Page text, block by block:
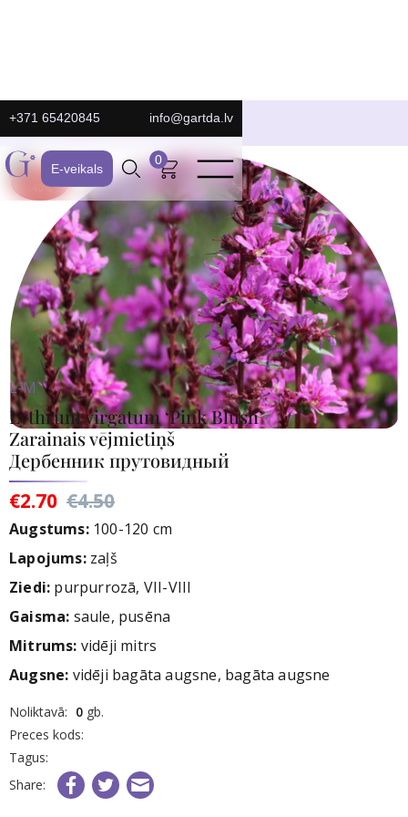
+371 65420845 info@gartda.lv
E-veikals
0
E-Veikals
ATLAIDE:
-40%
L-M
Lythrum virgatum ‘Pink Blush’
Zarainais vējmietiņš
Дербенник прутовидный
€2.70 €4.50
Augstums:100-120 cm
Lapojums:zaļš
Ziedi: purpurrozā, VII-VIII
Gaisma: saule, pusēna
Mitrums: vidēji mitrs
Augsne: vidēji bagāta augsne, bagāta augsne
Noliktavā: 0 gb.
Preces kods:
Tagus:
Share: